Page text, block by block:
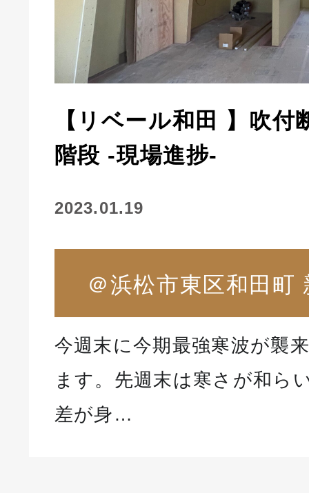
【リベール和田 】吹
階段 -現場進捗-
2023.01.19
＠浜松市東区和田町
今週末に今期最強寒波が襲
ます。先週末は寒さが和ら
差が身…